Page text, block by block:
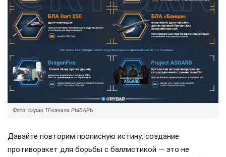
Фото: скрин ТГ-канала РЫБАРЬ
Давайте повторим прописную истину: создание
противоракет для борьбы с баллистикой — это не